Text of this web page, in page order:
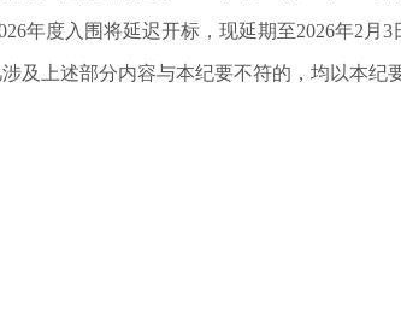
年度入围将延迟开标，现延期至2026年2 月3
涉及上述部分内容与本纪要不符的，均以本纪